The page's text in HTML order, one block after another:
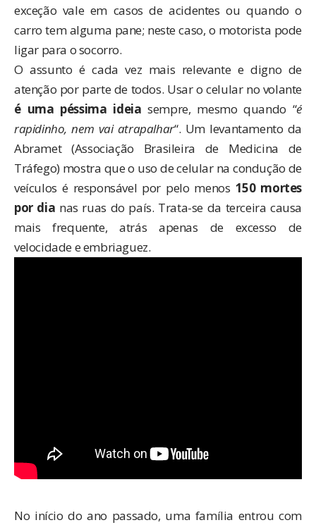
exceção vale em casos de acidentes ou quando o
carro tem alguma pane; neste caso, o motorista pode
ligar para o socorro.
O assunto é cada vez mais relevante e digno de
atenção por parte de todos. Usar o celular no volante
é uma péssima ideia sempre, mesmo quando “é
rapidinho, nem vai atrapalhar“. Um levantamento da
Abramet (Associação Brasileira de Medicina de
Tráfego) mostra que o uso de celular na condução de
veículos é responsável por pelo menos 150 mortes
por dia nas ruas do país. Trata-se da terceira causa
mais frequente, atrás apenas de excesso de
velocidade e embriaguez.
No início do ano passado, uma família entrou com